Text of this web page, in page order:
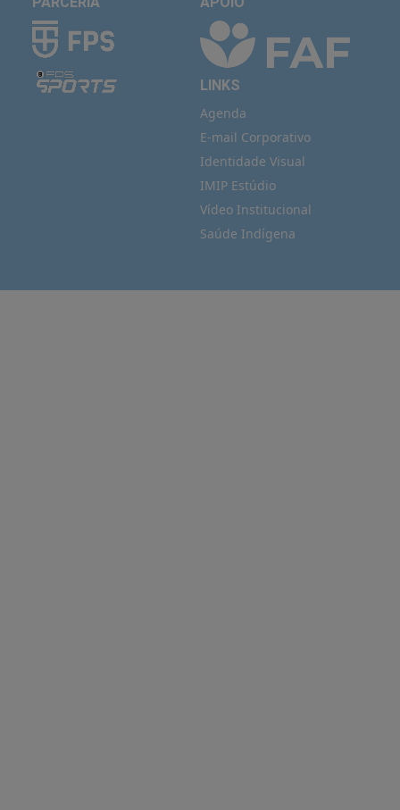
LINKS
Agenda
E-mail Corporativo
Identidade Visual
IMIP Estúdio
Vídeo Institucional
Saúde Indígena